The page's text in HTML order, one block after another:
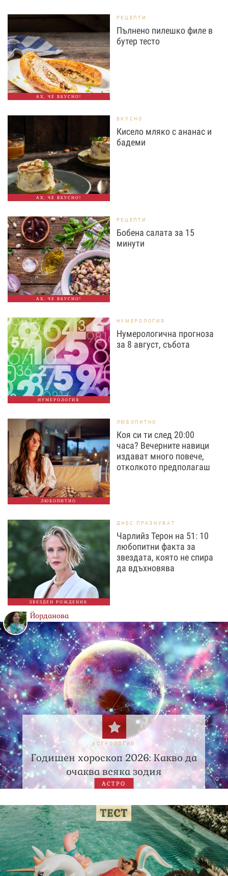
АХ, ЧЕ ВКУСНО!
РЕЦЕПТИ
Пълнено пилешко филе в
бутер тесто
АХ, ЧЕ ВКУСНО!
ВКУСНО
Кисело мляко с ананас и
бадеми
АХ, ЧЕ ВКУСНО!
РЕЦЕПТИ
Бобена салата за 15
минути
НУМЕРОЛОГИЯ
НУМЕРОЛОГИЯ
Нумерологична прогноза
за 8 август, събота
ЛЮБОПИТНО
ЛЮБОПИТНО
Коя си ти след 20:00
часа? Вечерните навици
издават много повече,
отколкото предполагаш
ЗВЕЗДЕН РОЖДЕНИК
ДНЕС ПРАЗНУВАТ
Чарлийз Терон на 51: 10
любопитни факта за
звездата, която не спира
да вдъхновява
Йорданова
АСТРОЛОГИЯ
Годишен хороскоп 2026: Какво да
очаква всяка зодия
АСТРО